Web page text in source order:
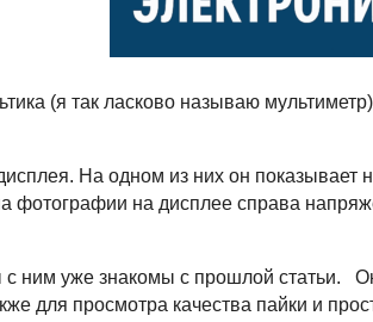
(я так ласково называю
На одном из них он
на дисплее справа
ним уже знакомы с прошлой статьи.
для просмотра качества пайки и